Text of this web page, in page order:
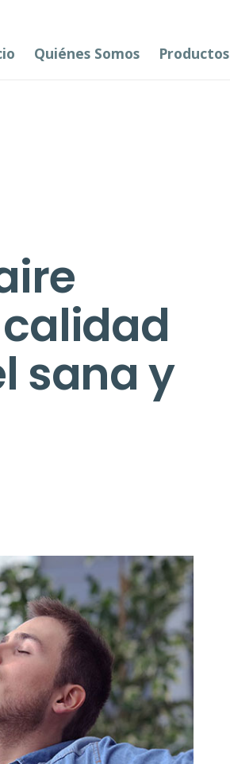
Quiénes Somos Productos
sana y